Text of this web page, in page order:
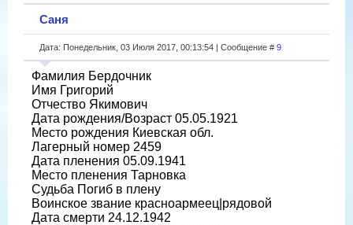
Саня
Дата: Понедельник, 03 Июля 2017, 00:13:54 | Сообщение # 9
Фамилия Бердочник
Имя Григорий
Отчество Якимович
Дата рождения/Возраст 05.05.1921
Место рождения Киевская обл.
Лагерный номер 2459
Дата пленения 05.09.1941
Место пленения Тарновка
Судьба Погиб в плену
Воинское звание красноармеец|рядовой
Дата смерти 24.12.1942